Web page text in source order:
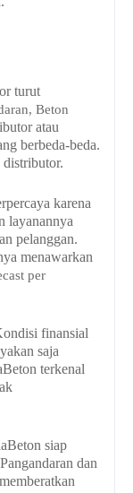
turut
Beton
atau
berbeda-beda.
karena
layanannya
pelanggan.
menawarkan
per
finansial
saja
terkenal
siap
dan